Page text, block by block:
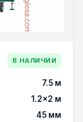
В НАЛИЧИИ
7.5 м
1.2×2 м
45 мм